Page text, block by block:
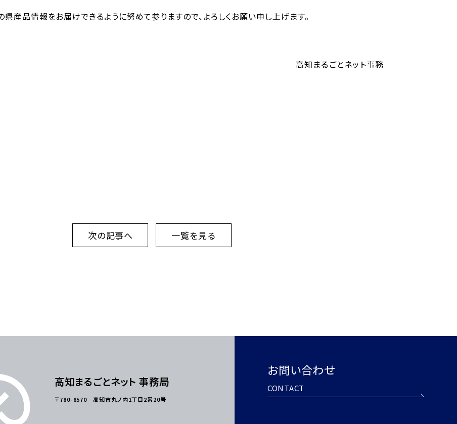
県産品情報をお届けできるように努めて参りますので、よろしくお願い申し上げます。
まるごとネット事務
次の記事へ 一覧を見る
高知まるごとネット 事務局
〒780-8570 高知市丸ノ内1丁目2番20号
お問い合わせ
CONTACT